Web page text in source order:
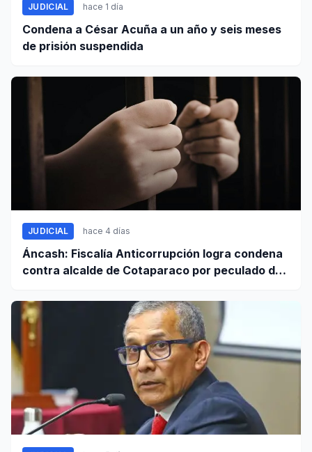
JUDICIAL hace 1 día
Condena a César Acuña a un año y seis meses
de prisión suspendida
JUDICIAL hace 4 días
Áncash: Fiscalía Anticorrupción logra condena
contra alcalde de Cotaparaco por peculado de